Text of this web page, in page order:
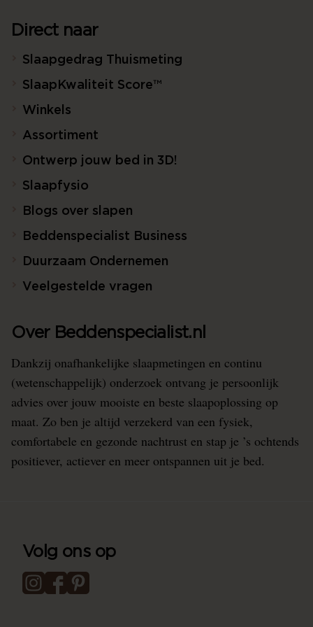
Direct naar
Slaapgedrag Thuismeting
SlaapKwaliteit Score™
Winkels
Assortiment
Ontwerp jouw bed in 3D!
Slaapfysio
Blogs over slapen
Beddenspecialist Business
Duurzaam Ondernemen
Veelgestelde vragen
Over Beddenspecialist.nl
Dankzij onafhankelijke slaapmetingen en continu
(wetenschappelijk) onderzoek ontvang je persoonlijk
advies over jouw mooiste en beste slaapoplossing op
maat. Zo ben je altijd verzekerd van een fysiek,
comfortabele en gezonde nachtrust en stap je ’s ochtends
positiever, actiever en meer ontspannen uit je bed.
Volg ons op